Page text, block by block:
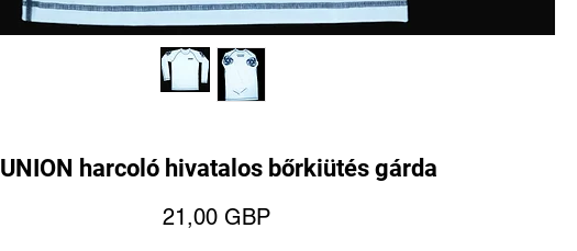
UNION harcoló hivatalos bőrkiütés gárda
21,00 GBPÁr